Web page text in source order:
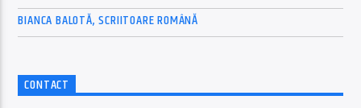
BIANCA BALOTĂ, SCRIITOARE ROMÂNĂ
CONTACT